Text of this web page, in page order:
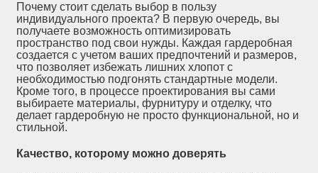
Почему стоит сделать выбор в пользу
индивидуального проекта? В первую очередь, вы
получаете возможность оптимизировать
пространство под свои нужды. Каждая гардеробная
создается с учетом ваших предпочтений и размеров,
что позволяет избежать лишних хлопот с
необходимостью подгонять стандартные модели.
Кроме того, в процессе проектирования вы сами
выбираете материалы, фурнитуру и отделку, что
делает гардеробную не просто функциональной, но и
стильной.
Качество, которому можно доверять